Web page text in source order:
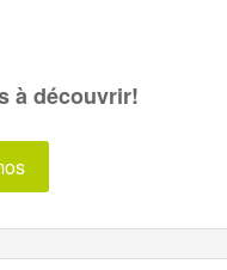
à découvrir!